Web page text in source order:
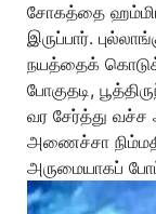
சோகத்தை
இருப்பார்.
நயத்தைக்
போகுதடி,
வர சேர்த்து
அணைச்சா
அருமையாகப்